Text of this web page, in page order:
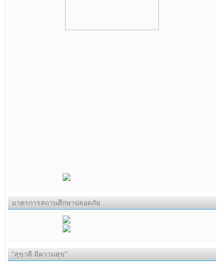
มาตรการสถานศึกษาปลอดภัย
"สุขาดี มีความสุข"